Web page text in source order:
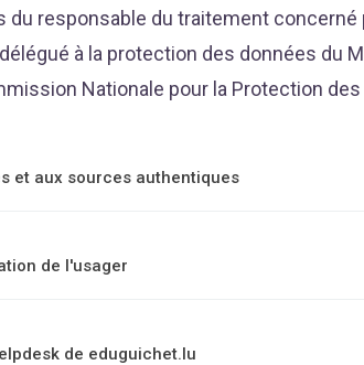
responsable du traitement
à la protection des données du
Nationale pour la Protection
et aux sources authentiques
de l'usager
de eduguichet.lu